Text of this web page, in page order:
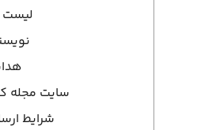
سایت مجله
شرایط